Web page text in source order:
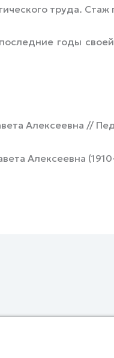
труда.
годы
Алексеевна //
Алексеевна